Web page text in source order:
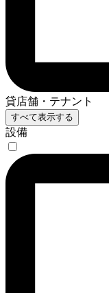
貸店舗・テナント
すべて表示する
設備